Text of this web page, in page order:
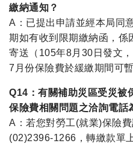
繳納通知？
A：已提出申請並經本局同
期如有收到限期繳納函，係
寄送（105年8月30日發文
7月份保險費於緩繳期間可暫
Q14：有關補助災區受災被
保險費相關問題之洽詢電話
A：若您對勞工(就業)保險
(02)2396-1266，轉繳款單